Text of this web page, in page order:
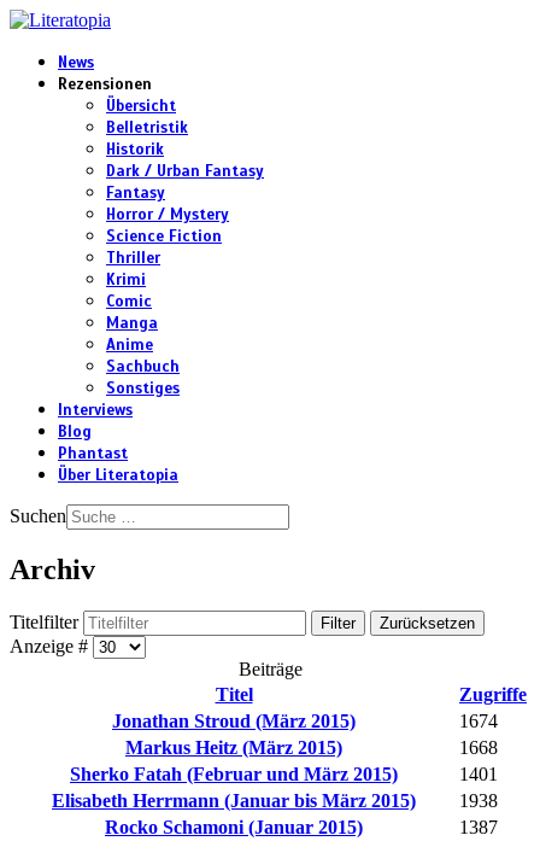
News
Rezensionen
Übersicht
Belletristik
Historik
Dark / Urban Fantasy
Fantasy
Horror / Mystery
Science Fiction
Thriller
Krimi
Comic
Manga
Anime
Sachbuch
Sonstiges
Interviews
Blog
Phantast
Über Literatopia
Suchen
Archiv
Titelfilter Filter Zurücksetzen
Anzeige #
Beiträge
Titel
Zugriffe
Jonathan Stroud (März 2015)
1674
Markus Heitz (März 2015)
1668
Sherko Fatah (Februar und März 2015)
1401
Elisabeth Herrmann (Januar bis März 2015)
1938
Rocko Schamoni (Januar 2015)
1387